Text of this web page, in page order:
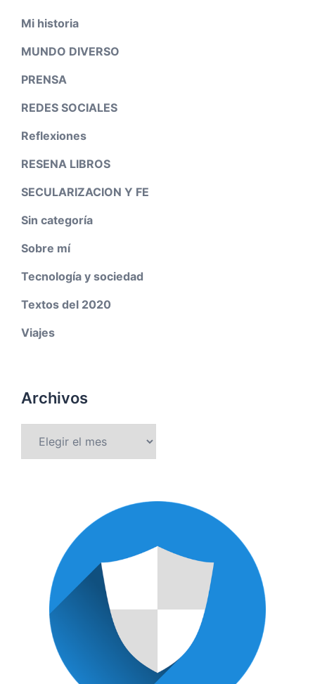
Mi historia
MUNDO DIVERSO
PRENSA
REDES SOCIALES
Reflexiones
RESENA LIBROS
SECULARIZACION Y FE
Sin categoría
Sobre mí
Tecnología y sociedad
Textos del 2020
Viajes
Archivos